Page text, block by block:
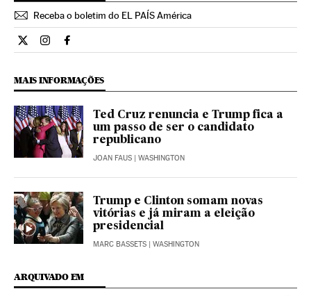
Receba o boletim do EL PAÍS América
Internacional El País Brasil en Twitter
Internacional El País Brasil en Instagram
Internacional El País Brasil en Facebook
MAIS INFORMAÇÕES
Ted Cruz renuncia e Trump fica a
um passo de ser o candidato
republicano
JOAN FAUS | WASHINGTON
Trump e Clinton somam novas
vitórias e já miram a eleição
presidencial
MARC BASSETS | WASHINGTON
ARQUIVADO EM